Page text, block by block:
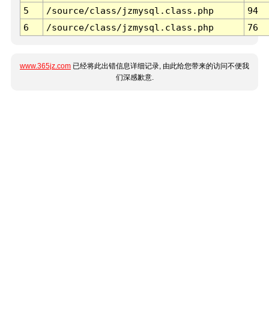
5
/source/class/jzmysql.class.php
94
6
/source/class/jzmysql.class.php 76
www.365jz.com 已经将此出错信息详细记录, 由此给您带来的访问不便我
们深感歉意.